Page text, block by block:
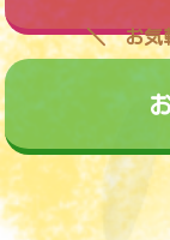
お気